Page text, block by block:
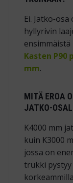
Ei. Jatko-
hyllyrivin
Kasten P90
mm.
MITÄ EROA
JATKO-
K4000 mm
kuin K3000
jossa on
trukki